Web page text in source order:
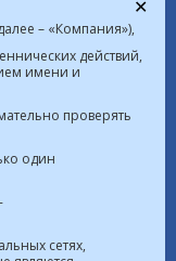
$ 469.85 KZT
на рынке
20.07.2016
✕
– «Компания»),
действий,
имени и
проверять
один
сетях,